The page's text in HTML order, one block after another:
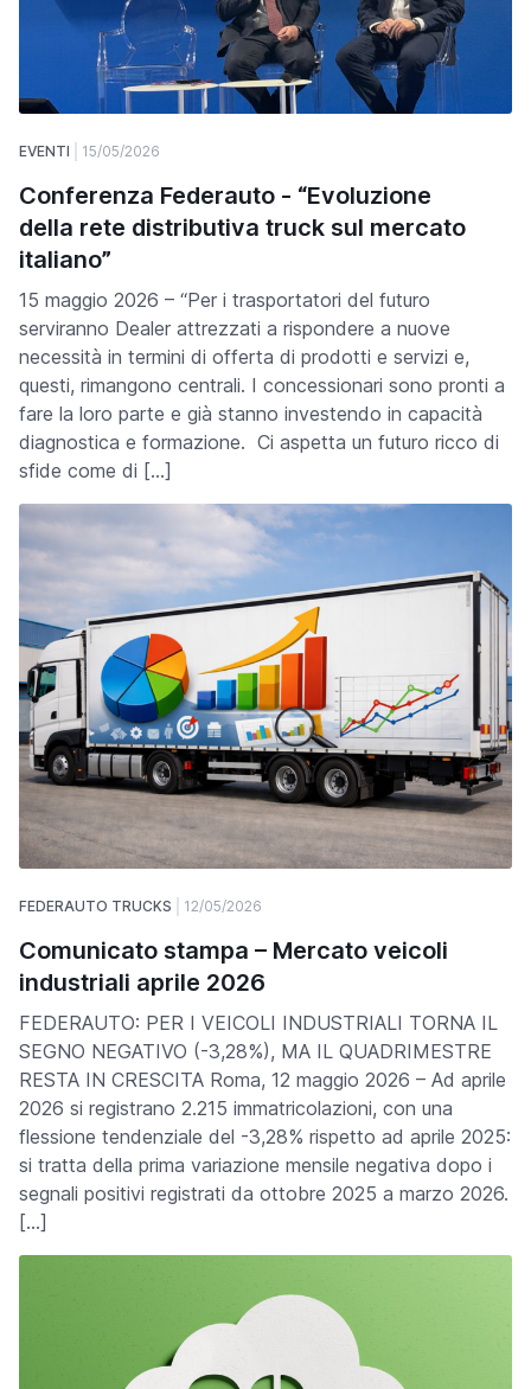
EVENTI 15/05/2026
Conferenza Federauto - “Evoluzione
della rete distributiva truck sul mercato
italiano”
15 maggio 2026 – “Per i trasportatori del futuro
serviranno Dealer attrezzati a rispondere a nuove
necessità in termini di offerta di prodotti e servizi e,
questi, rimangono centrali. I concessionari sono pronti a
fare la loro parte e già stanno investendo in capacità
diagnostica e formazione. Ci aspetta un futuro ricco di
sfide come di […]
FEDERAUTO TRUCKS 12/05/2026
Comunicato stampa – Mercato veicoli
industriali aprile 2026
FEDERAUTO: PER I VEICOLI INDUSTRIALI TORNA IL
SEGNO NEGATIVO (-3,28%), MA IL QUADRIMESTRE
RESTA IN CRESCITA Roma, 12 maggio 2026 – Ad aprile
2026 si registrano 2.215 immatricolazioni, con una
flessione tendenziale del -3,28% rispetto ad aprile 2025:
si tratta della prima variazione mensile negativa dopo i
segnali positivi registrati da ottobre 2025 a marzo 2026.
[…]